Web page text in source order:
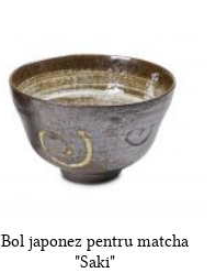
Bol japonez pentru matcha
"Saki"